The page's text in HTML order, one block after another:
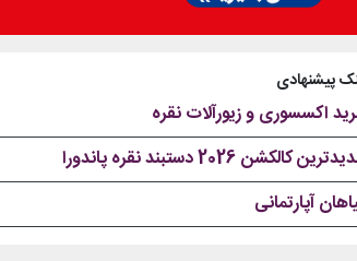
پیشنهادی
اکسسوری و زیورآلات نقره
کالکشن 2026 دستبند نقره پاندورا
آپارتمانی